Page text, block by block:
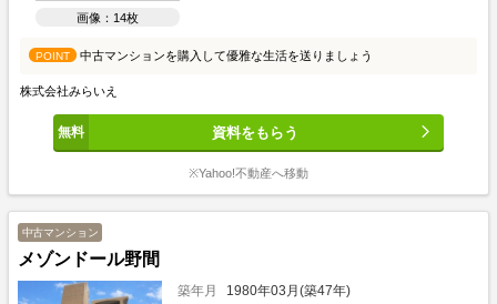
画像：14枚
POINT 中古マンションを購入して優雅な生活を送りましょう
株式会社みらいえ
資料をもらう
※Yahoo!不動産へ移動
中古マンション
メゾンドール野間
築年月
1980年03月(築47年)